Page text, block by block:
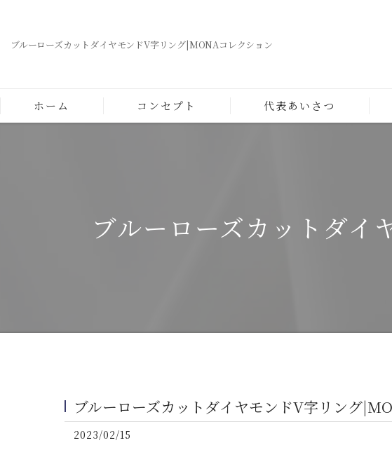
ブルーローズカットダイヤモンドV字リング|MONAコレクション
ホーム コンセプト 代表あいさつ
ブルーローズカットダ
ブルーローズカットダイヤモンドV字リング
2023/02/15